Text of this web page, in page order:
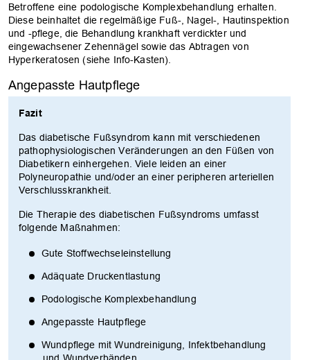
Betroffene eine podologische Komplexbehandlung erhalten.
Diese beinhaltet die regelmäßige Fuß-, Nagel-, Hautinspektion
und -pflege, die Behandlung krankhaft verdickter und
eingewachsener Zehennägel sowie das Abtragen von
Hyperkeratosen (siehe Info-Kasten).
Angepasste Hautpflege
Fazit
Das diabetische Fußsyndrom kann mit verschiedenen
pathophysiologischen Veränderungen an den Füßen von
Diabetikern einhergehen. Viele leiden an einer
Polyneuropathie und/oder an einer peripheren arteriellen
Verschlusskrankheit.
Die Therapie des diabetischen Fußsyndroms umfasst
folgende Maßnahmen:
Gute Stoffwechseleinstellung
Adäquate Druckentlastung
Podologische Komplexbehandlung
Angepasste Hautpflege
Wundpflege mit Wundreinigung, Infektbehandlung
und Wundverbänden